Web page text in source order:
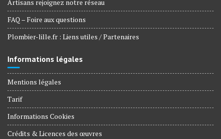
Artisans rejoignez notre réseau
FAQ – Foire aux questions
Plombier-lille.fr : Liens utiles / Partenaires
Informations légales
Mentions légales
Tarif
Informations Cookies
Crédits & Licences des œuvres